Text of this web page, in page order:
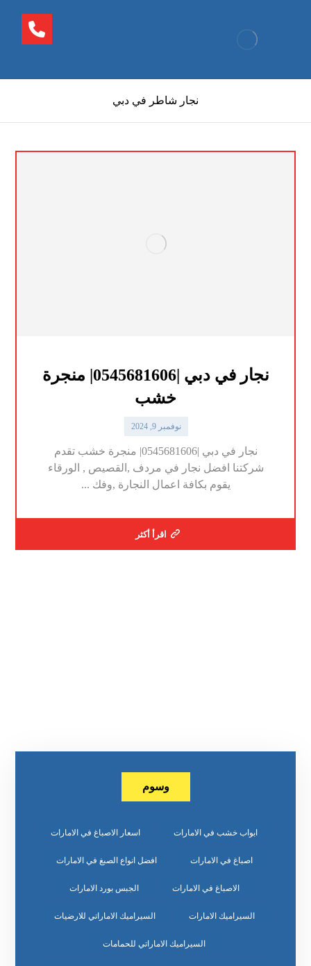
نجار شاطر في دبي
نجار في دبي |0545681606| منجرة
خشب
نوفمبر 9, 2024
نجار في دبي |0545681606| منجرة خشب تقدم
شركتنا افضل نجار في مردف ,القصيص , الورقاء
يقوم بكافة اعمال النجارة ,وفك ...
اقرأ أكثر
وسوم
ابواب خشب في الامارات اسعار الاصباغ في الامارات
اصباغ في الامارات افضل انواع الصبغ في الامارات
الاصباغ في الامارات الجبس بورد الامارات
السيراميك الامارات السيراميك الاماراتي للارضيات
السيراميك الاماراتي للحمامات